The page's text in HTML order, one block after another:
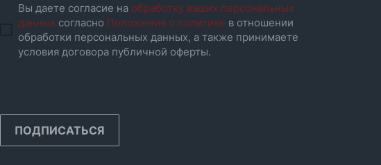
Вы даете согласие на обработку ваших персональных
данных согласно Положения о политике в отношении
обработки персональных данных, а также принимаете
условия договора публичной оферты.
ПОДПИСАТЬСЯ